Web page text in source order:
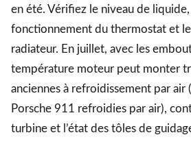
en été. Vérifiez le niveau de
fonctionnement du thermostat et
radiateur. En juillet, avec les
température moteur peut monter
anciennes à refroidissement par air
Porsche 911 refroidies par air),
turbine et l’état des tôles de